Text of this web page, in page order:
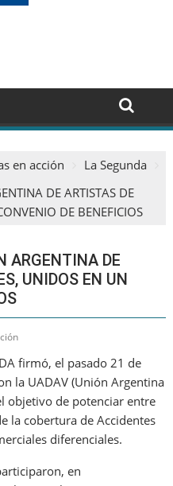
en acción
La Segunda
DE ARTISTAS DE
DE BENEFICIOS
ARGENTINA DE
UNIDOS EN UN
firmó, el pasado 21 de
la UADAV (Unión Argentina
objetivo de potenciar entre
la cobertura de Accidentes
diferenciales.
en